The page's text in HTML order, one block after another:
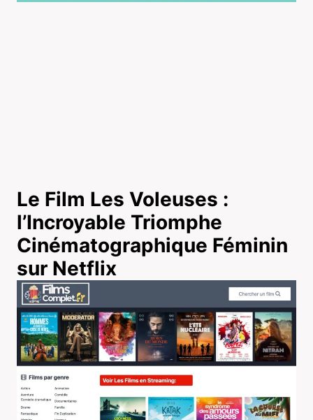
Le Film Les Voleuses :
l’Incroyable Triomphe
Cinématographique Féminin
sur Netflix